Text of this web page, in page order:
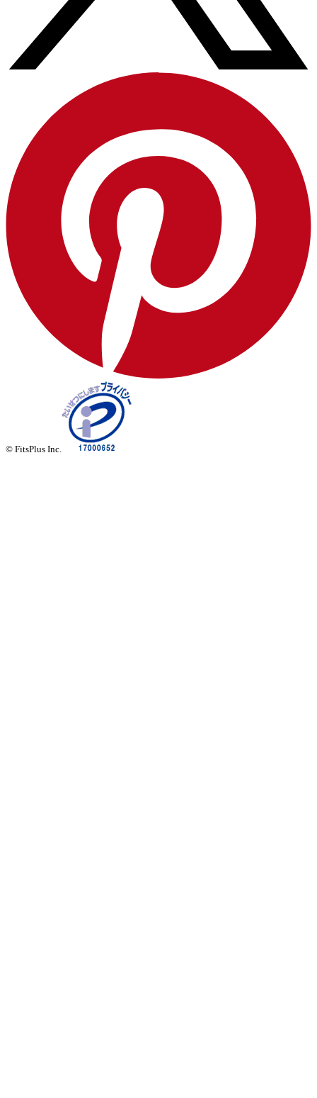
© FitsPlus Inc.